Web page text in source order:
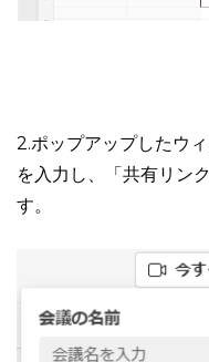
2.ポップアップしたウ
を入力し、「共有リン
す。